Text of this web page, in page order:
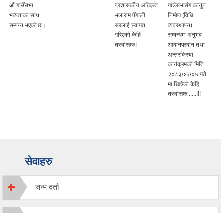
औं गाउँसभा
भव्यताका साथ
सम्पन्न भएको छ।
प्रशासकीय अधिकृत
भलाराम पँगाली
सरलाई स्वागत
गरिएको केहि
तस्वीरहरु l
गाउँसभासंग कानुन
निर्माण (विधि
व्यवस्थापन)
सम्बन्धमा अनुभव
आदानप्रदान तथा
अन्तरक्रिया
कार्यक्रमको मिति
२०८३/०२/०५ गते
मा खिचेको केहि
तस्वीरहरु .....!!!
सेवाहरु
जन्म दर्ता